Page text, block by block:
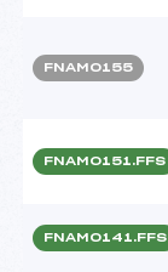
FNAM0155
FNAM0151.FFS
FNAM0141.FFS